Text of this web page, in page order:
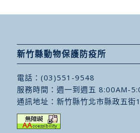
新竹縣動物保護防疫所
電話： (03)551-9548
服務時間：週一到週五 8:00AM-
通訊地址： 新竹縣竹北市縣政五街